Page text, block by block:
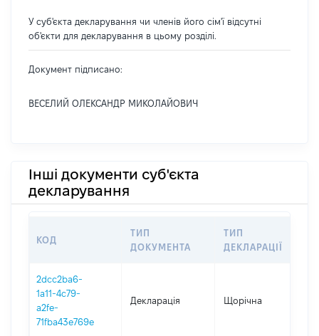
У суб'єкта декларування чи членів його сім'ї відсутні
об'єкти для декларування в цьому розділі.
Документ підписано:
ВЕСЕЛИЙ ОЛЕКСАНДР МИКОЛАЙОВИЧ
Інші документи суб'єкта
декларування
КОД
ТИП
ДОКУМЕНТА
ТИП
ДЕКЛАРАЦІЇ
2dcc2ba6-
1a11-4c79-
a2fe-
71fba43e769e
Декларація Щорічна